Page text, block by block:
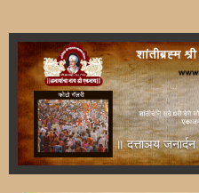
॥ दत्ताञय जनार्दन